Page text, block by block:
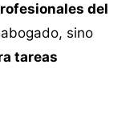
del
sino
tareas